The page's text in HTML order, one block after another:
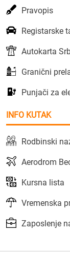
Pravopis
Registarske
Autokarta
Granični
Punjači za
INFO KUTAK
Rodbinski
Aerodrom
Kursna lista
Vremenska
Zaposlenje